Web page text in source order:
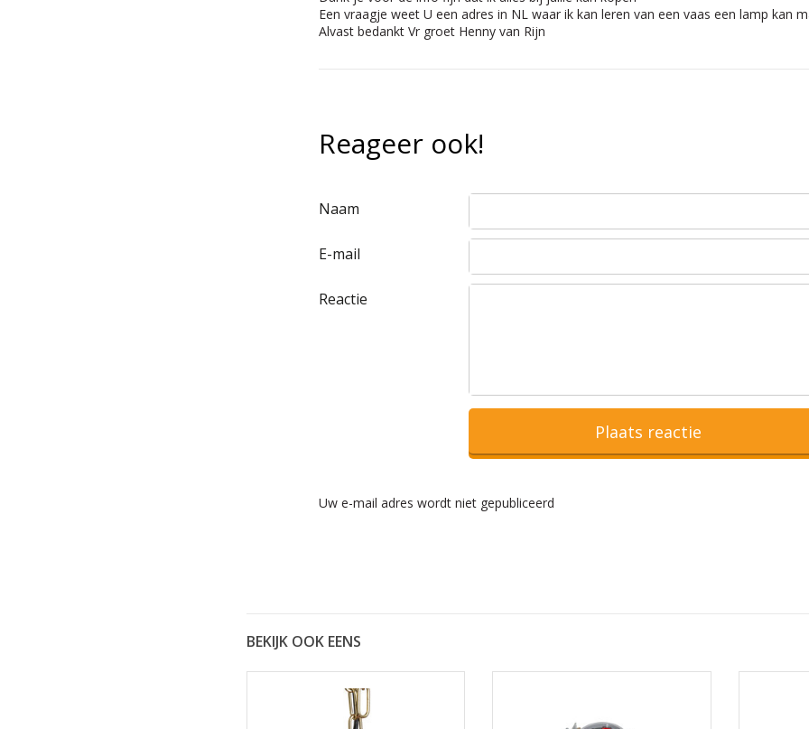
Een vraagje weet U een adres in NL waar ik kan leren van een vaas een lamp kan
Alvast bedankt Vr groet Henny van Rijn
Reageer ook!
Naam
E-mail
Reactie
Plaats reactie
Uw e-mail adres wordt niet gepubliceerd
BEKIJK OOK EENS